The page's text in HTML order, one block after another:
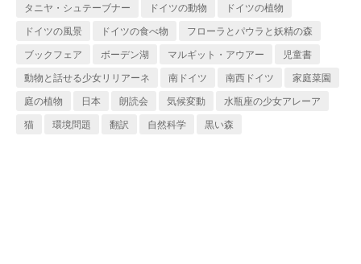
タニヤ・シュテーブナー
ドイツの動物
ドイツの植物
ドイツの風景
ドイツの食べ物
フローラとパウラと妖精の森
ブックフェア
ボーデン湖 マルギット・アウアー
児童書
動物と話せる少女リリアーネ
南ドイツ 南西ドイツ
家庭菜園
庭の植物
日本 朗読会 気候変動
水瓶座の少女アレーア
猫
環境問題 翻訳 自然科学 黒い森